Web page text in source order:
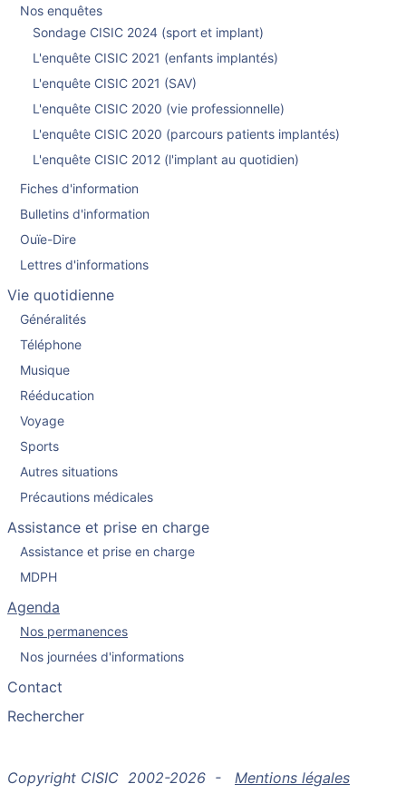
Nos enquêtes
Sondage CISIC 2024 (sport et implant)
L'enquête CISIC 2021 (enfants implantés)
L'enquête CISIC 2021 (SAV)
L'enquête CISIC 2020 (vie professionnelle)
L'enquête CISIC 2020 (parcours patients implantés)
L'enquête CISIC 2012 (l'implant au quotidien)
Fiches d'information
Bulletins d'information
Ouïe-Dire
Lettres d'informations
Vie quotidienne
Généralités
Téléphone
Musique
Rééducation
Voyage
Sports
Autres situations
Précautions médicales
Assistance et prise en charge
Assistance et prise en charge
MDPH
Agenda
Nos permanences
Nos journées d'informations
Contact
Rechercher
Copyright CISIC 2002-2026 - Mentions légales